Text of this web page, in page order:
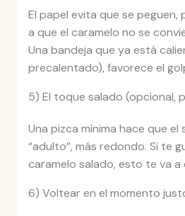
El papel evita que se
a que el caramelo no se
Una bandeja que ya está
precalentado), favorece el
5) El toque salado (opcional,
Una pizca mínima hace que el
“adulto”, más redondo. Si te
caramelo salado, esto te va a
6) Voltear en el momento